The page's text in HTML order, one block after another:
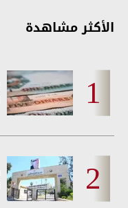
الأكثر مشاهدة